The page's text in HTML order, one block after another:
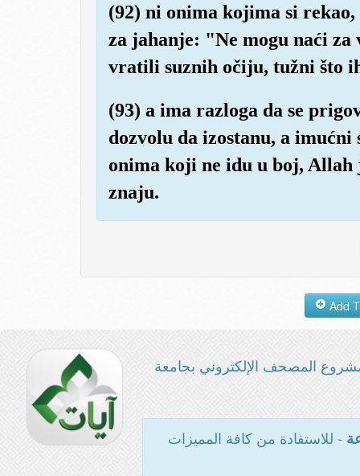
(92) ni onima kojima si
za jahanje: "Ne mogu naći za
vratili suznih očiju, tužni što
(93) a ima razloga da se
dozvolu da izostanu, a imućni
onima koji ne idu u boj, Allah
znaju.
المصحف الإلكتروني بجامعة
- للاستفادة من كافة المميزات